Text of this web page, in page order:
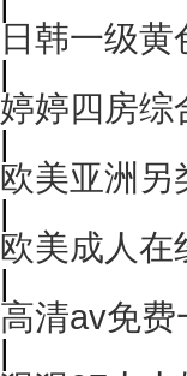
日韩一级黄
|
婷婷四房综
|
欧美亚洲另
|
欧美成人在
|
高清av免
|